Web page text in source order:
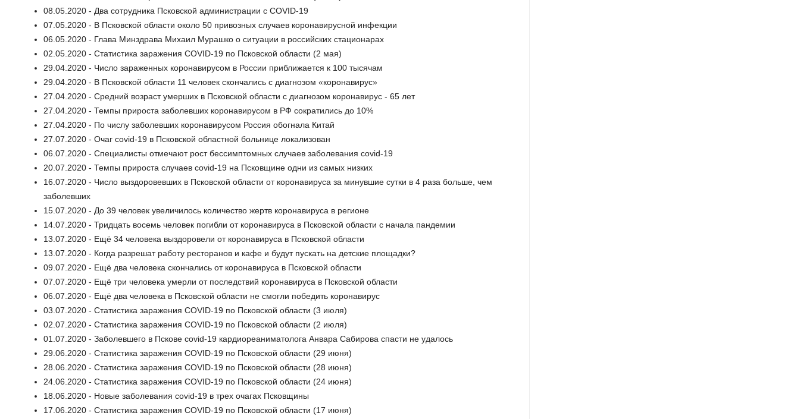
08.05.2020 - Два сотрудника Псковской администрации с COVID-19
07.05.2020 - В Псковской области около 50 привозных случаев коронавирусной инфекции
06.05.2020 - Глава Минздрава Михаил Мурашко о ситуации в российских стационарах
02.05.2020 - Статистика заражения COVID-19 по Псковской области (2 мая)
29.04.2020 - Число зараженных коронавирусом в России приближается к 100 тысячам
29.04.2020 - В Псковской области 11 человек скончались с диагнозом «коронавирус»
27.04.2020 - Средний возраст умерших в Псковской области с диагнозом коронавирус - 65 лет
27.04.2020 - Темпы прироста заболевших коронавирусом в РФ сократились до 10%
27.04.2020 - По числу заболевших коронавирусом Россия обогнала Китай
27.07.2020 - Очаг covid-19 в Псковской областной больнице локализован
06.07.2020 - Специалисты отмечают рост бессимптомных случаев заболевания covid-19
20.07.2020 - Темпы прироста случаев covid-19 на Псковщине одни из самых низких
16.07.2020 - Число выздоровевших в Псковской области от коронавируса за минувшие сутки в 4 раза больше, чем
заболевших
15.07.2020 - До 39 человек увеличилось количество жертв коронавируса в регионе
14.07.2020 - Тридцать восемь человек погибли от коронавируса в Псковской области с начала пандемии
13.07.2020 - Ещё 34 человека выздоровели от коронавируса в Псковской области
13.07.2020 - Когда разрешат работу ресторанов и кафе и будут пускать на детские площадки?
09.07.2020 - Ещё два человека скончались от коронавируса в Псковской области
07.07.2020 - Ещё три человека умерли от последствий коронавируса в Псковской области
06.07.2020 - Ещё два человека в Псковской области не смогли победить коронавирус
03.07.2020 - Статистика заражения COVID-19 по Псковской области (3 июля)
02.07.2020 - Статистика заражения COVID-19 по Псковской области (2 июля)
01.07.2020 - Заболевшего в Пскове covid-19 кардиореаниматолога Анвара Сабирова спасти не удалось
29.06.2020 - Статистика заражения COVID-19 по Псковской области (29 июня)
28.06.2020 - Статистика заражения COVID-19 по Псковской области (28 июня)
24.06.2020 - Статистика заражения COVID-19 по Псковской области (24 июня)
18.06.2020 - Новые заболевания covid-19 в трех очагах Псковщины
17.06.2020 - Статистика заражения COVID-19 по Псковской области (17 июня)